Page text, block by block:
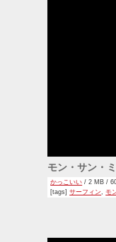
モン・サン・
かっこいい / 2 MB /
[tags]サーフィン,モ